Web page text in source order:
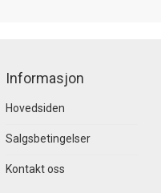
Informasjon
Hovedsiden
Salgsbetingelser
Kontakt oss